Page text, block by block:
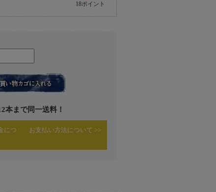
18ポイント
本まで同一送料！
につ
お支払い方法について >>